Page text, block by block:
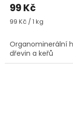
99 Kč
Měrná
99 Kč / 1 kg
Organominerální
dřevin a keřů